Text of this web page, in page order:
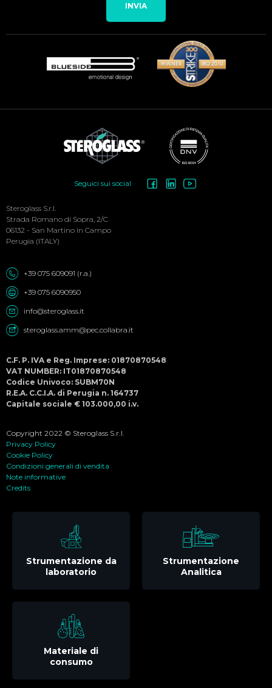
INVIA
Menu
Seguici sui social
Steroglass S.r.l.
Strada Romano di Sopra, 2/C
06132 - San Martino in Campo
Perugia (ITALY)
+39 075 609091 (r.a.)
+39 075 6090950
info@steroglass.it
steroglass.amm@pec.collabra.it
C.F. P. IVA e Reg. Imprese: 01870870548
VAT NUMBER: IT01870870548
Codice Univoco: SUBM70N
R.E.A. C.C.I.A. di Perugia n. 164737
Capitale sociale € 103.000,00 i.v.
Copyright 2022 © Steroglass S.r.l.
Privacy Policy
Cookie Policy
Condizioni generali di vendita
Note informative
Credits
Strumentazione da
laboratorio
Strumentazione
Analitica
Materiale di
consumo